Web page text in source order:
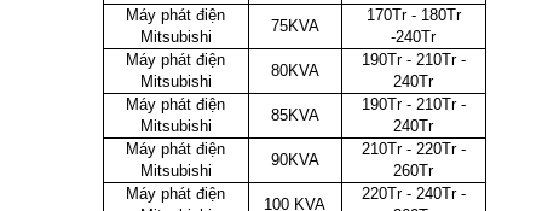
Máy phát điện
Mitsubishi
75KVA
170Tr - 180Tr
-240Tr
Máy phát điện
Mitsubishi
80KVA
190Tr - 210Tr -
240Tr
Máy phát điện
Mitsubishi
85KVA
190Tr - 210Tr -
240Tr
Máy phát điện
Mitsubishi
90KVA
210Tr - 220Tr -
260Tr
Máy phát điện
100 KVA
220Tr - 240Tr -